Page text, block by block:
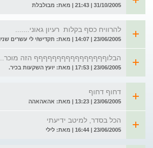
31/10/2005 | 21:43 | מאת: מבולבלת
להרוויח כסף בקלות  רעיון גאוני.......
23/06/2005 | 14:07 | מאת: תקדיש/י לי עשרים שניות..
הבלוףףףףףףףףףףףףףףףף הזה מוכר..
23/06/2005 | 17:53 | מאת: יועץ השקעות בכיר.
דחוף דחוף
23/06/2005 | 13:23 | מאת: אהאהאהה
הכל בסדר, למיטב ידיעתי
23/06/2005 | 16:44 | מאת: לילי